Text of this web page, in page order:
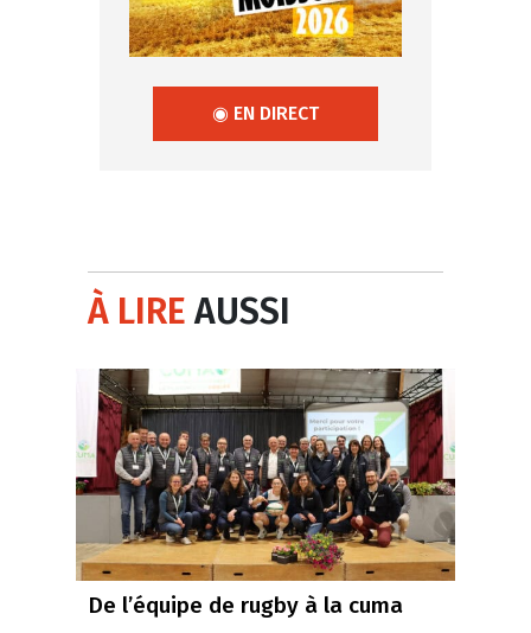
◉ EN DIRECT
À LIREAUSSI
De l’équipe de rugby à la cuma